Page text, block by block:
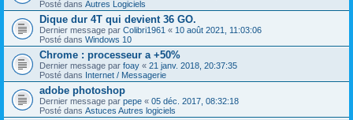
Posté dans Autres Logiciels
Dique dur 4T qui devient 36 GO.
Dernier message par Colibri1961 « 10 août 2021, 11:03:06
Posté dans Windows 10
Chrome : processeur a +50%
Dernier message par foay « 21 janv. 2018, 20:37:35
Posté dans Internet / Messagerie
adobe photoshop
Dernier message par pepe « 05 déc. 2017, 08:32:18
Posté dans Astuces Autres logiciels